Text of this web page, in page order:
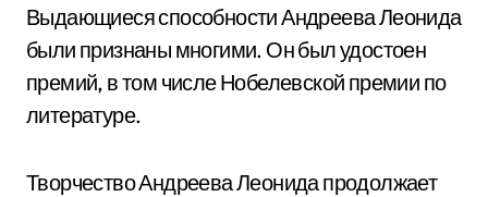
Выдающиеся способности Андреева Леонида
были признаны многими. Он был удостоен
премий, в том числе Нобелевской премии по
литературе.
Творчество Андреева Леонида продолжает